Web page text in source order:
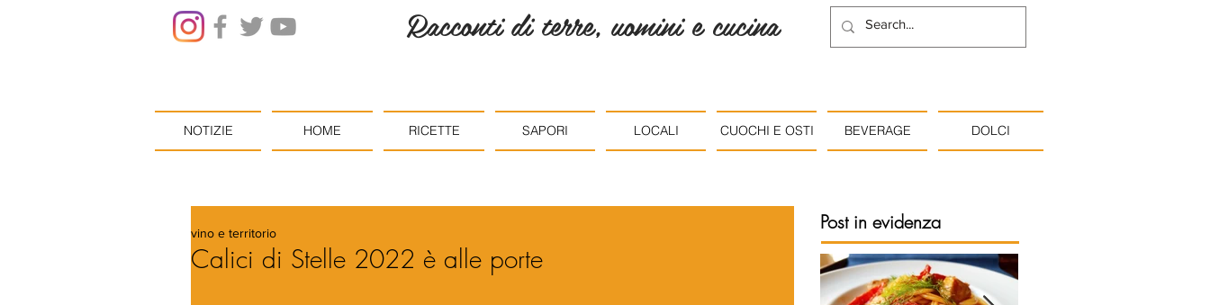
Racconti di terre, uomini e cucina
NOTIZIE HOME RICETTE SAPORI LOCALI CUOCHI E OSTI BEVERAGE DOLCI
Calici di Stelle 2022 è alle porte
vino e territorio Post in evidenza